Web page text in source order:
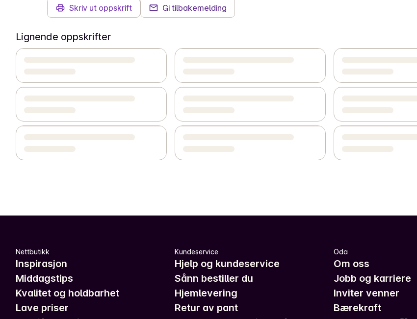
Skriv ut oppskrift Gi tilbakemelding
Lignende oppskrifter
Nettbutikk
Inspirasjon
Middagstips
Kvalitet og holdbarhet
Lave priser
Kundeservice
Hjelp og kundeservice
Sånn bestiller du
Hjemlevering
Retur av pant
Oda
Om oss
Jobb og karriere
Inviter venner
Bærekraft